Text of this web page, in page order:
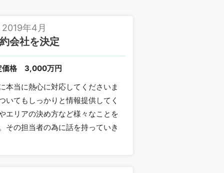
2019年4月
会社を決定
価格
3,000万円
本当に熱心に対応してくださいま
いてもしっかりと情報提供してく
エリアの決め方など様々なことを
その担当者の為に話を持っていき